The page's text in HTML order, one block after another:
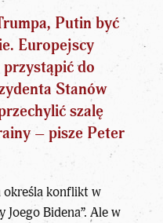
Putin być
Europejscy
do
Stanów
szalę
– pisze Peter
konflikt w
Joego Bidena”. Ale w